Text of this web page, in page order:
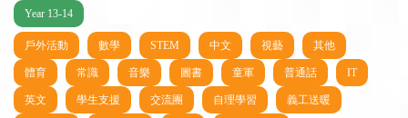
Year 13-14
戶外活動 數學 STEM 中文 視藝 其他
體育 常識 音樂 圖書 童軍 普通話 IT
英文 學生支援 交流團 自理學習 義工送暖